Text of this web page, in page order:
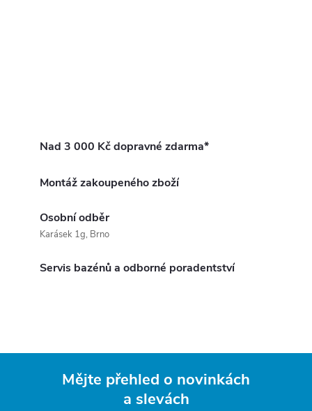
Nad 3 000 Kč dopravné zdarma*
Montáž zakoupeného zboží
Osobní odběr
Karásek 1g, Brno
Servis bazénů a odborné poradentství
Mějte přehled o novinkách
a slevách